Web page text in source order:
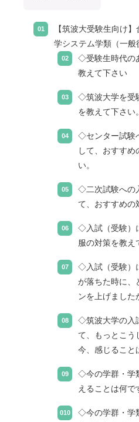
【筑波大受験生向け
学システム学類（一般
◇受験生時代の
教えて下さい
◇筑波大学を受
を教えて下さい。
◇センター試験
して、おすすめ
い。
◇二次試験への
て、おすすめの
◇入試（受験）
服の対策を教え
◇入試（受験）
が落ちた時に、
ンを上げました
◇筑波大学の入
て、もっとこう
今、感じること
◇今の学群・学
えることは何で
◇今の学群・学